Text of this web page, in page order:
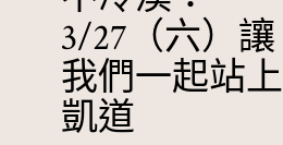
3/27（六）讓
我們一起站上
凱道